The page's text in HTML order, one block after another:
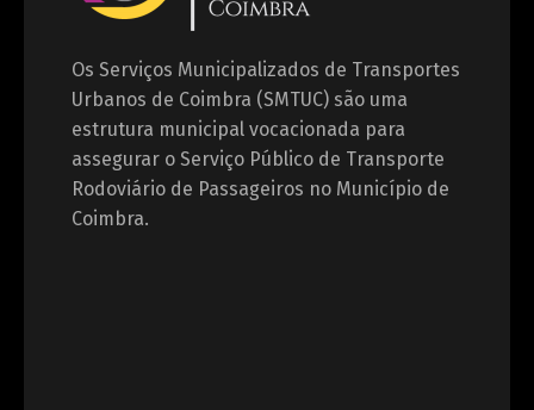
Os Serviços Municipalizados de Transportes
Urbanos de Coimbra (SMTUC) são uma
estrutura municipal vocacionada para
assegurar o Serviço Público de Transporte
Rodoviário de Passageiros no Município de
Coimbra.